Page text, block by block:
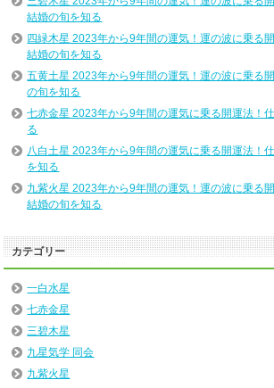
結婚の旬を知る
四緑木星 2023年から9年間の運気！運の波に乗る
結婚の旬を知る
五黄土星 2023年から9年間の運気！運の波に乗る
の旬を知る
七赤金星 2023年から9年間の運気に乗る開運法！
る
八白土星 2023年から9年間の運気に乗る開運法！
を知る
九紫火星 2023年から9年間の運気！運の波に乗る
結婚の旬を知る
カテゴリー
一白水星
七赤金星
三碧木星
九星気学 同会
九紫火星